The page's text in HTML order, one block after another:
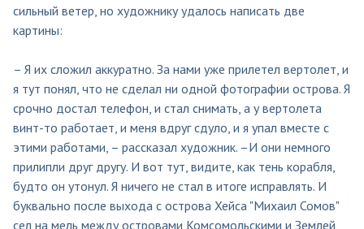
сильный ветер, но художнику удалось написать две
картины:
– Я их сложил аккуратно. За нами уже прилетел вертолет, и
я тут понял, что не сделал ни одной фотографии острова. Я
срочно достал телефон, и стал снимать, а у вертолета
винт-то работает, и меня вдруг сдуло, и я упал вместе с
этими работами, – рассказал художник. –И они немного
прилипли друг другу. И вот тут, видите, как тень корабля,
будто он утонул. Я ничего не стал в итоге исправлять. И
буквально после выхода с острова Хейса "Михаил Сомов"
сел на мель между островами Комсомольскими и Землей